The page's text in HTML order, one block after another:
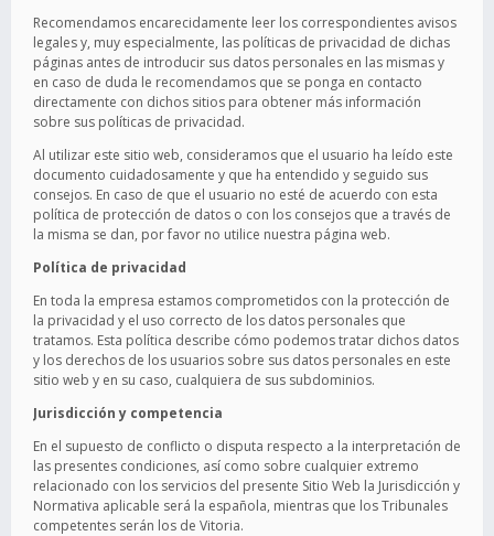
Recomendamos encarecidamente leer los correspondientes avisos
legales y, muy especialmente, las políticas de privacidad de dichas
páginas antes de introducir sus datos personales en las mismas y
en caso de duda le recomendamos que se ponga en contacto
directamente con dichos sitios para obtener más información
sobre sus políticas de privacidad.
Al utilizar este sitio web, consideramos que el usuario ha leído este
documento cuidadosamente y que ha entendido y seguido sus
consejos. En caso de que el usuario no esté de acuerdo con esta
política de protección de datos o con los consejos que a través de
la misma se dan, por favor no utilice nuestra página web.
Política de privacidad
En toda la empresa estamos comprometidos con la protección de
la privacidad y el uso correcto de los datos personales que
tratamos. Esta política describe cómo podemos tratar dichos datos
y los derechos de los usuarios sobre sus datos personales en este
sitio web y en su caso, cualquiera de sus subdominios.
Jurisdicción y competencia
En el supuesto de conflicto o disputa respecto a la interpretación de
las presentes condiciones, así como sobre cualquier extremo
relacionado con los servicios del presente Sitio Web la Jurisdicción y
Normativa aplicable será la española, mientras que los Tribunales
competentes serán los de Vitoria.